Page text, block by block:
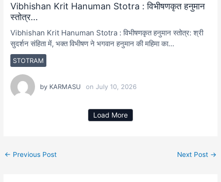
Vibhishan Krit Hanuman Stotra : विभीषणकृत हनुमान
स्तोत्र…
STOTRAM
Vibhishan Krit Hanuman Stotra : विभीषणकृत हनुमान स्तोत्र: श्री
सुदर्शन संहिता में, भक्त विभीषण ने भगवान हनुमान की महिमा का…
by KARMASU onJuly 10, 2026
Load More
← Previous Post Next Post →